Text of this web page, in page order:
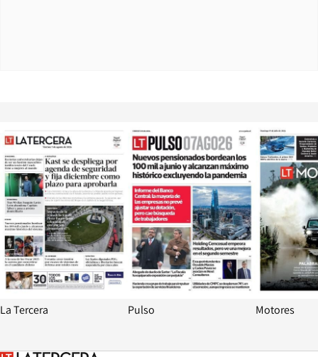
Opens in new window
La Tercera
Opens in
Pulso Motores